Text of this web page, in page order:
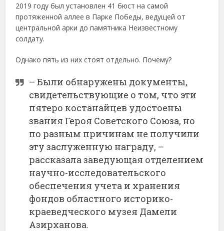
2019 году был установлен 41 бюст на самой
протяженной аллее в Парке Победы, ведущей от
центральной арки до памятника Неизвестному
солдату.
Однако пять из них стоят отдельно. Почему?
– Были обнаружены документы,
свидетельствующие о том, что эти
пятеро костанайцев удостоены
звания Героя Советского Союза, но
по разным причинам не получили
эту заслуженную награду, –
рассказала заведующая отделением
научно-исследовательского
обеспечения учета и хранения
фондов областного историко-
краеведческого музея Дамели
Азирханова.